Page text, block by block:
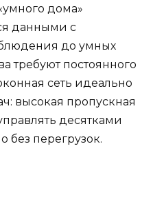
дома»
данными с
до умных
требуют постоянного
сеть идеально
высокая пропускная
десятками
без перегрузок.